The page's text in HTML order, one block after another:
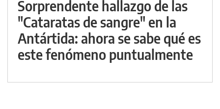
Sorprendente hallazgo de las
"Cataratas de sangre" en la
Antártida: ahora se sabe qué es
este fenómeno puntualmente